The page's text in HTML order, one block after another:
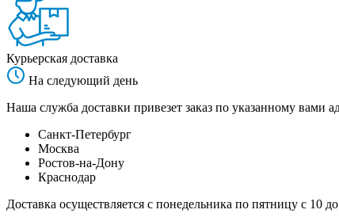
Курьерская доставка
На следующий день
Наша служба доставки привезет заказ по указанному вами
Санкт-Петербург
Москва
Ростов-на-Дону
Краснодар
Доставка осуществляется с понедельника по пятницу с 10